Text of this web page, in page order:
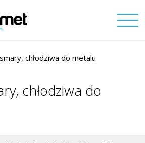
chłodziwa do metalu
chłodziwa do